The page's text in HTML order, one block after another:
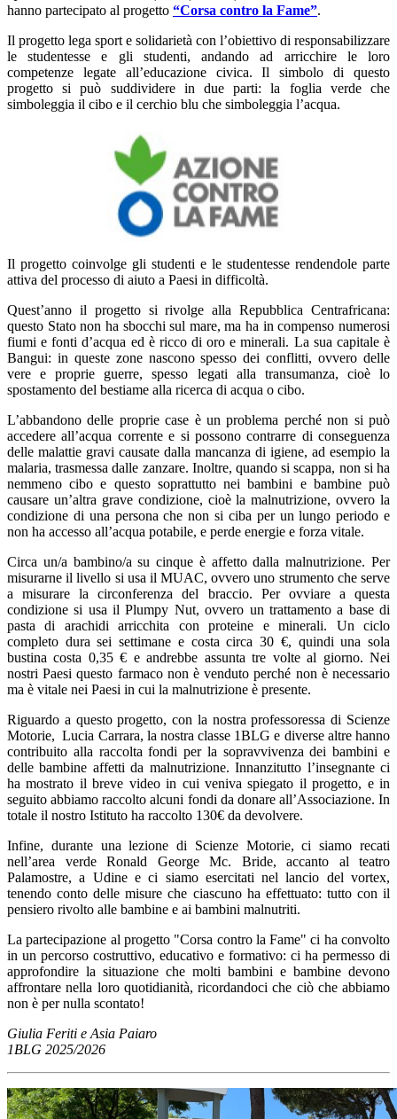
hanno partecipato al progetto “Corsa contro la Fame”.
Il progetto lega sport e solidarietà con l’obiettivo di responsabilizzare
le studentesse e gli studenti, andando ad arricchire le loro
competenze legate all’educazione civica. Il simbolo di questo
progetto si può suddividere in due parti: la foglia verde che
simboleggia il cibo e il cerchio blu che simboleggia l’acqua.
Il progetto coinvolge gli studenti e le studentesse rendendole parte
attiva del processo di aiuto a Paesi in difficoltà.
Quest’anno il progetto si rivolge alla Repubblica Centrafricana:
questo Stato non ha sbocchi sul mare, ma ha in compenso numerosi
fiumi e fonti d’acqua ed è ricco di oro e minerali. La sua capitale è
Bangui: in queste zone nascono spesso dei conflitti, ovvero delle
vere e proprie guerre, spesso legati alla transumanza, cioè lo
spostamento del bestiame alla ricerca di acqua o cibo.
L’abbandono delle proprie case è un problema perché non si può
accedere all’acqua corrente e si possono contrarre di conseguenza
delle malattie gravi causate dalla mancanza di igiene, ad esempio la
malaria, trasmessa dalle zanzare. Inoltre, quando si scappa, non si ha
nemmeno cibo e questo soprattutto nei bambini e bambine può
causare un’altra grave condizione, cioè la malnutrizione, ovvero la
condizione di una persona che non si ciba per un lungo periodo e
non ha accesso all’acqua potabile, e perde energie e forza vitale.
Circa un/a bambino/a su cinque è affetto dalla malnutrizione. Per
misurarne il livello si usa il MUAC, ovvero uno strumento che serve
a misurare la circonferenza del braccio. Per ovviare a questa
condizione si usa il Plumpy Nut, ovvero un trattamento a base di
pasta di arachidi arricchita con proteine e minerali. Un ciclo
completo dura sei settimane e costa circa 30 €, quindi una sola
bustina costa 0,35 € e andrebbe assunta tre volte al giorno. Nei
nostri Paesi questo farmaco non è venduto perché non è necessario
ma è vitale nei Paesi in cui la malnutrizione è presente.
Riguardo a questo progetto, con la nostra professoressa di Scienze
Motorie, Lucia Carrara, la nostra classe 1BLG e diverse altre hanno
contribuito alla raccolta fondi per la sopravvivenza dei bambini e
delle bambine affetti da malnutrizione. Innanzitutto l’insegnante ci
ha mostrato il breve video in cui veniva spiegato il progetto, e in
seguito abbiamo raccolto alcuni fondi da donare all’Associazione. In
totale il nostro Istituto ha raccolto 130€ da devolvere.
Infine, durante una lezione di Scienze Motorie, ci siamo recati
nell’area verde Ronald George Mc. Bride, accanto al teatro
Palamostre, a Udine e ci siamo esercitati nel lancio del vortex,
tenendo conto delle misure che ciascuno ha effettuato: tutto con il
pensiero rivolto alle bambine e ai bambini malnutriti.
La partecipazione al progetto "Corsa contro la Fame" ci ha convolto
in un percorso costruttivo, educativo e formativo: ci ha permesso di
approfondire la situazione che molti bambini e bambine devono
affrontare nella loro quotidianità, ricordandoci che ciò che abbiamo
non è per nulla scontato!
Giulia Feriti e Asia Paiaro
1BLG 2025/2026